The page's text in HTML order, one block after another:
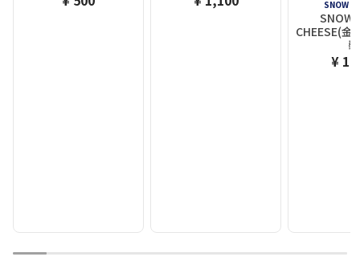
SNOW
SNOW
CHEESE(金
裝
¥
1 2 3 4 5 6 7 8 9 10